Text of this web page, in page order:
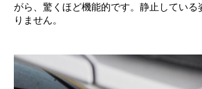
がら、驚くほど機能的です。静止している
りません。